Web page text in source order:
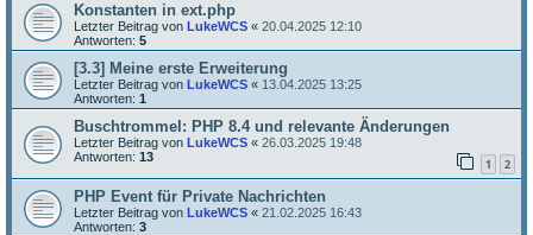
Konstanten in ext.php
Letzter Beitrag von LukeWCS « 20.04.2025 12:10
Antworten: 5
[3.3] Meine erste Erweiterung
Letzter Beitrag von LukeWCS « 13.04.2025 13:25
Antworten: 1
Buschtrommel: PHP 8.4 und relevante Änderungen
Letzter Beitrag von LukeWCS « 26.03.2025 19:48
Antworten: 13 1 2
PHP Event für Private Nachrichten
Letzter Beitrag von LukeWCS « 21.02.2025 16:43
Antworten: 3